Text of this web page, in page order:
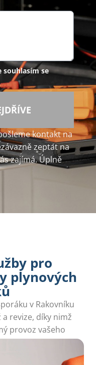
se
kontakt na
zeptat na
zajímá. Úplně
pro
plynových
v Rakovníku
revize, díky nimž
provoz vašeho